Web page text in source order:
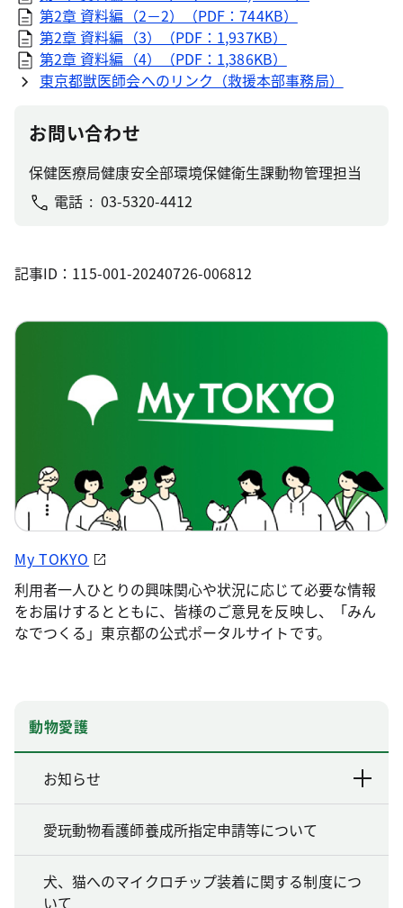
第2章 資料編（2－2）（PDF：744KB）
第2章 資料編（3）（PDF：1,937KB）
第2章 資料編（4）（PDF：1,386KB）
東京都獣医師会へのリンク（救援本部事務局）
お問い合わせ
保健医療局健康安全部環境保健衛生課動物管理担当
電話
03-5320-4412
記事ID：115-001-20240726-006812
My TOKYO
利用者一人ひとりの興味関心や状況に応じて必要な情報
をお届けするとともに、皆様のご意見を反映し、「みん
なでつくる」東京都の公式ポータルサイトです。
動物愛護
お知らせ
愛玩動物看護師養成所指定申請等について
犬、猫へのマイクロチップ装着に関する制度につ
いて